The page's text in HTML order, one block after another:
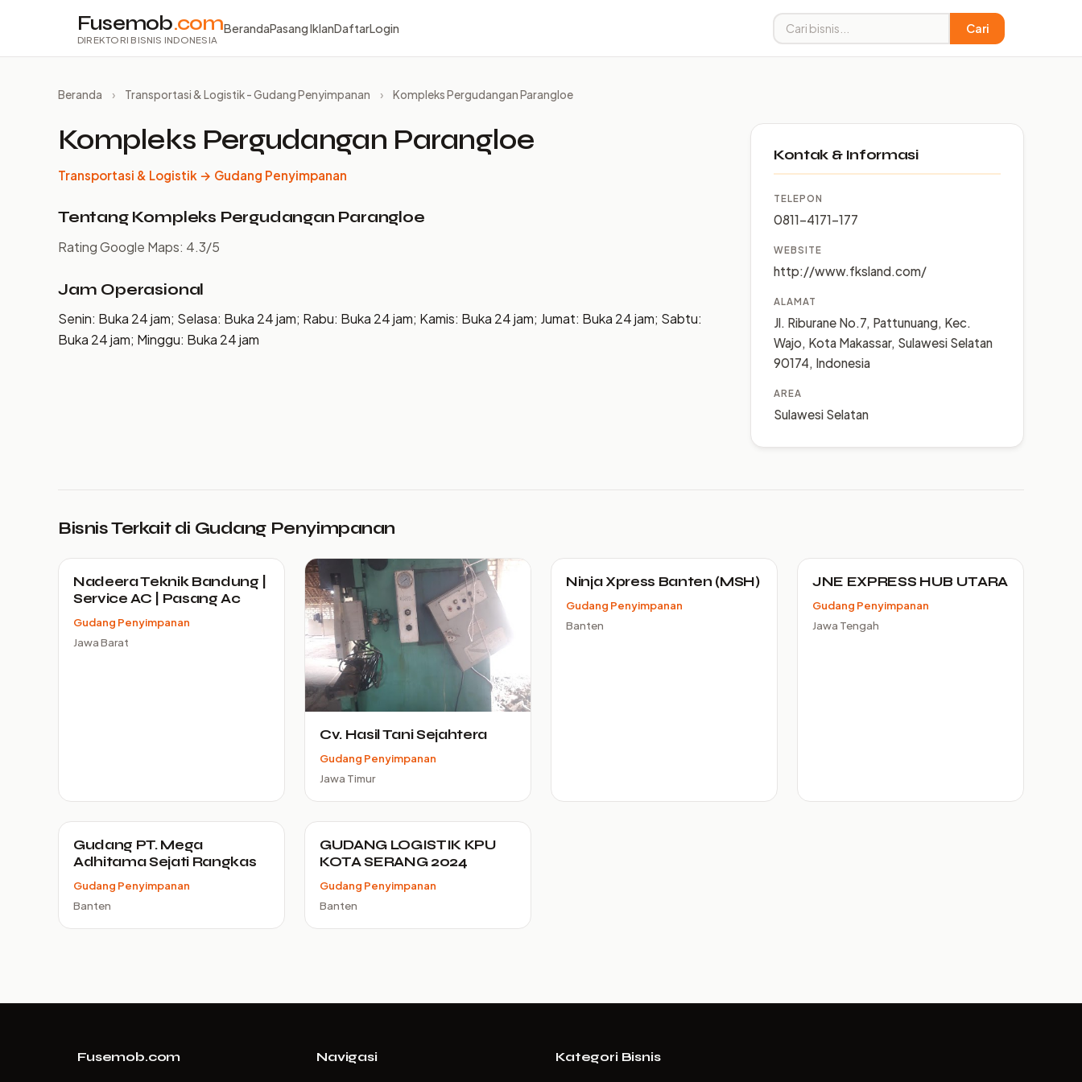
Fusemob.com
DIREKTORI BISNIS INDONESIA
BerandaPasang IklanDaftarLogin Cari
Beranda › Transportasi & Logistik - Gudang Penyimpanan › Kompleks Pergudangan Parangloe
Kompleks Pergudangan Parangloe
Transportasi & Logistik → Gudang Penyimpanan
Tentang Kompleks Pergudangan Parangloe
Rating Google Maps: 4.3/5
Jam Operasional
Senin: Buka 24 jam; Selasa: Buka 24 jam; Rabu: Buka 24 jam; Kamis: Buka 24 jam; Jumat: Buka 24 jam; Sabtu:
Buka 24 jam; Minggu: Buka 24 jam
Kontak & Informasi
TELEPON
0811-4171-177
WEBSITE
http://www.fksland.com/
ALAMAT
Jl. Riburane No.7, Pattunuang, Kec.
Wajo, Kota Makassar, Sulawesi Selatan
90174, Indonesia
AREA
Sulawesi Selatan
Bisnis Terkait di Gudang Penyimpanan
Nadeera Teknik Bandung |
Service AC | Pasang Ac
Gudang Penyimpanan
Jawa Barat
Cv. Hasil Tani Sejahtera
Gudang Penyimpanan
Jawa Timur
Ninja Xpress Banten (MSH)
Gudang Penyimpanan
Banten
JNE EXPRESS HUB UTARA
Gudang Penyimpanan
Jawa Tengah
Gudang PT. Mega
Adhitama Sejati Rangkas
Gudang Penyimpanan
Banten
GUDANG LOGISTIK KPU
KOTA SERANG 2024
Gudang Penyimpanan
Banten
Fusemob.com Navigasi Kategori Bisnis